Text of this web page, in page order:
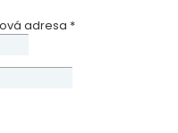
adresa *